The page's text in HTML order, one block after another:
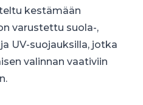
kestämään
varustettu suola-,
UV-suojauksilla, jotka
valinnan vaativiin